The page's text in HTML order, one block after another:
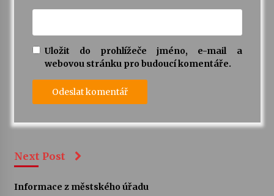
Uložit do prohlížeče jméno, e-mail a
webovou stránku pro budoucí komentáře.
Next Post
Informace z městského úřadu